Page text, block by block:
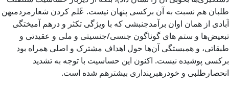
طلبان هم نسبت به آن برکسی پنهان نیست. عًلم کردن شعارمردمیهن
آبادی از همان اوان برآمدجنبشی که با ویژگی تکثر و درهم آمیختگی
تبعیض‌ها و ستم های گوناگون جنسی/جنسیتی و ملی و عقیدتی و
طبقاتی، و همبستگی آن‌ها حول اهداف مشترک و اصلی همراه بود
برکسی پوشیده نیست. اکنون این حساسیت با توجه به تشدید
انحصارطلبی و خودرهبرپنداری بیشترهم شده است.